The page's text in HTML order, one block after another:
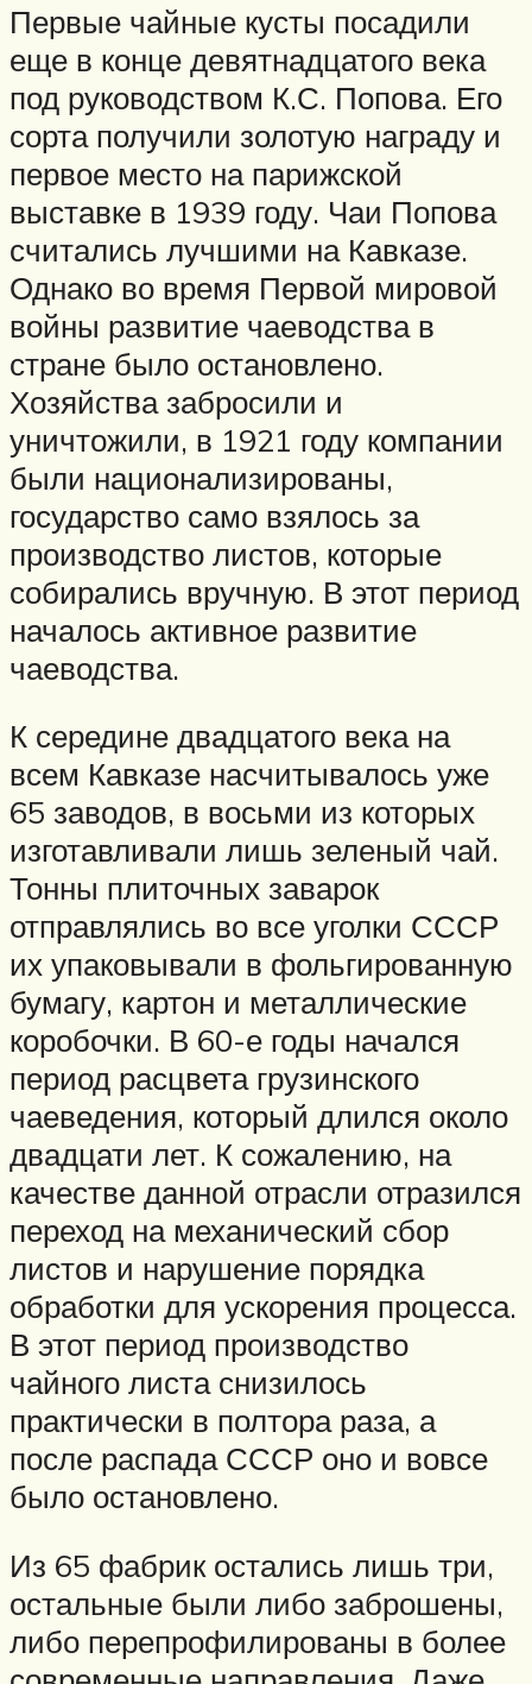
Первые чайные кусты посадили
еще в конце девятнадцатого века
под руководством К.С. Попова. Его
сорта получили золотую награду и
первое место на парижской
выставке в 1939 году. Чаи Попова
считались лучшими на Кавказе.
Однако во время Первой мировой
войны развитие чаеводства в
стране было остановлено.
Хозяйства забросили и
уничтожили, в 1921 году компании
были национализированы,
государство само взялось за
производство листов, которые
собирались вручную. В этот период
началось активное развитие
чаеводства.
К середине двадцатого века на
всем Кавказе насчитывалось уже
65 заводов, в восьми из которых
изготавливали лишь зеленый чай.
Тонны плиточных заварок
отправлялись во все уголки СССР
их упаковывали в фольгированную
бумагу, картон и металлические
коробочки. В 60-е годы начался
период расцвета грузинского
чаеведения, который длился около
двадцати лет. К сожалению, на
качестве данной отрасли отразился
переход на механический сбор
листов и нарушение порядка
обработки для ускорения процесса.
В этот период производство
чайного листа снизилось
практически в полтора раза, а
после распада СССР оно и вовсе
было остановлено.
Из 65 фабрик остались лишь три,
остальные были либо заброшены,
либо перепрофилированы в более